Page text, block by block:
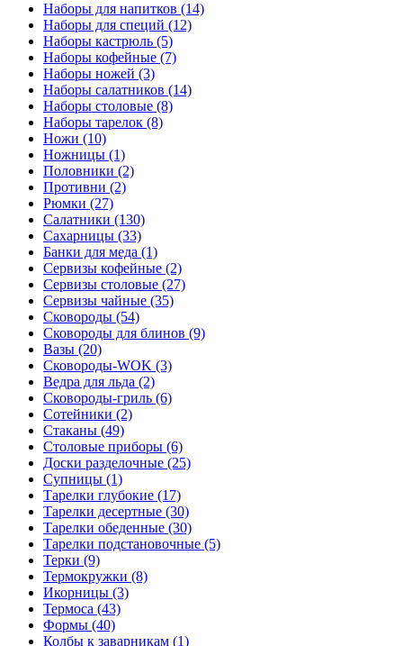
Наборы для напитков (14)
Наборы для специй (12)
Наборы кастрюль (5)
Наборы кофейные (7)
Наборы ножей (3)
Наборы салатников (14)
Наборы столовые (8)
Наборы тарелок (8)
Ножи (10)
Ножницы (1)
Половники (2)
Противни (2)
Рюмки (27)
Салатники (130)
Сахарницы (33)
Банки для меда (1)
Сервизы кофейные (2)
Сервизы столовые (27)
Сервизы чайные (35)
Сковороды (54)
Сковороды для блинов (9)
Вазы (20)
Сковороды-WOK (3)
Ведра для льда (2)
Сковороды-гриль (6)
Сотейники (2)
Стаканы (49)
Столовые приборы (6)
Доски разделочные (25)
Супницы (1)
Тарелки глубокие (17)
Тарелки десертные (30)
Тарелки обеденные (30)
Тарелки подстановочные (5)
Терки (9)
Термокружки (8)
Икорницы (3)
Термоса (43)
Формы (40)
Колбы к заварникам (1)